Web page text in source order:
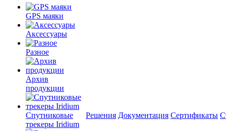
GPS маяки
Аксессуары
Разное
Архив
продукции
Спутниковые
трекеры Iridium
Решения Документация Сертификаты